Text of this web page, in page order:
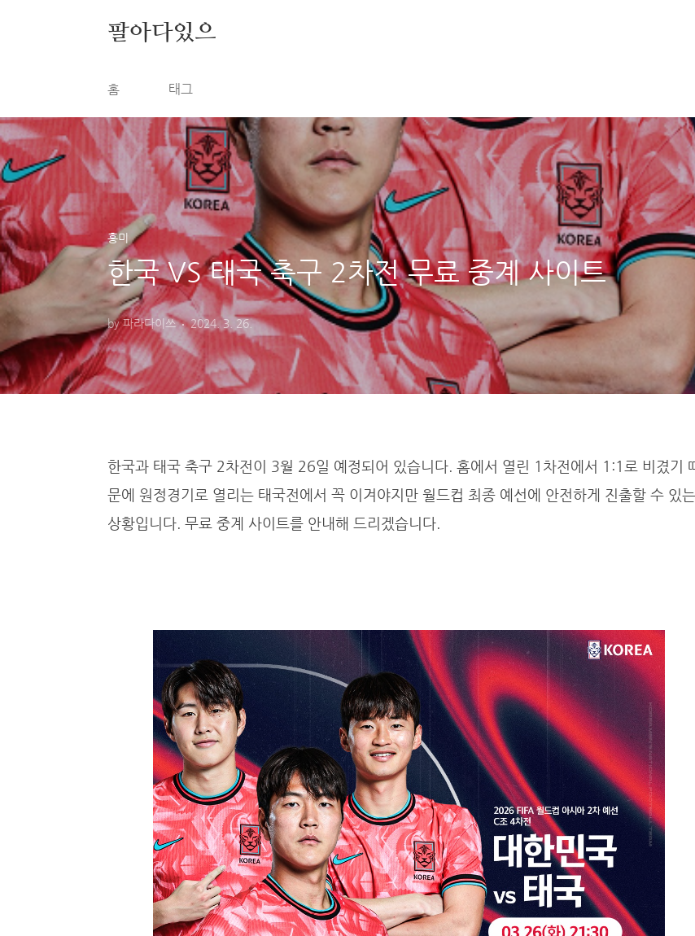
팔아다있으
홈 태그
흥미
한국 VS 태국 축구 2차전 무료 중계 사이트
by 파라다이쓰 2024. 3. 26.
한국과 태국 축구 2차전이 3월 26일 예정되어 있습니다. 홈에서 열린 1차전에서 1:1로 비겼기
문에 원정경기로 열리는 태국전에서 꼭 이겨야지만 월드컵 최종 예선에 안전하게 진출할 수 있는
상황입니다. 무료 중계 사이트를 안내해 드리겠습니다.